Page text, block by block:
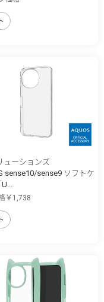
ューションズ
sense10/sense9 ソフトケ
￥1,738